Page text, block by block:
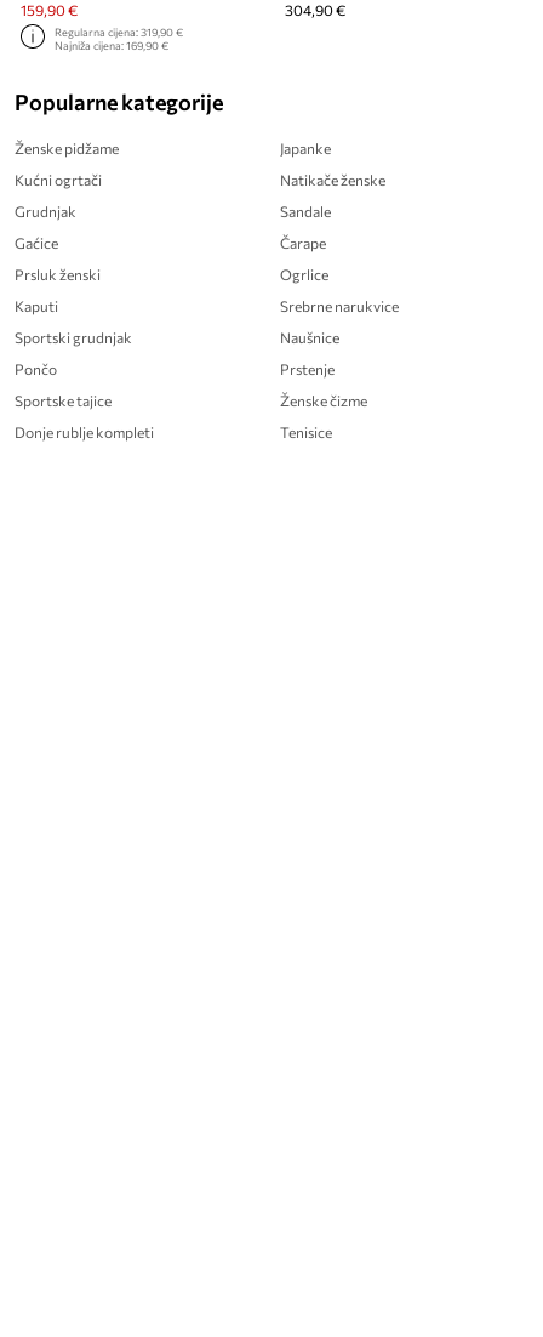
159,90 €
Regularna cijena:319,90 €
Najniža cijena:169,90 €
304,90 €
Popularne kategorije
Ženske pidžame
Kućni ogrtači
Grudnjak
Gaćice
Prsluk ženski
Kaputi
Sportski grudnjak
Pončo
Sportske tajice
Donje rublje kompleti
Japanke
Natikače ženske
Sandale
Čarape
Ogrlice
Srebrne narukvice
Naušnice
Prstenje
Ženske čizme
Tenisice